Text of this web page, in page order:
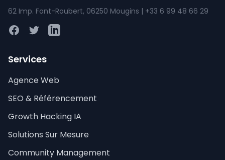
62 Imp. Font-Roubert, 06250 Mougins | +33 6 99 48 66 29
FacebookTwitterLinkedIn
Services
Agence Web
SEO & Référencement
Growth Hacking IA
Solutions Sur Mesure
Community Management